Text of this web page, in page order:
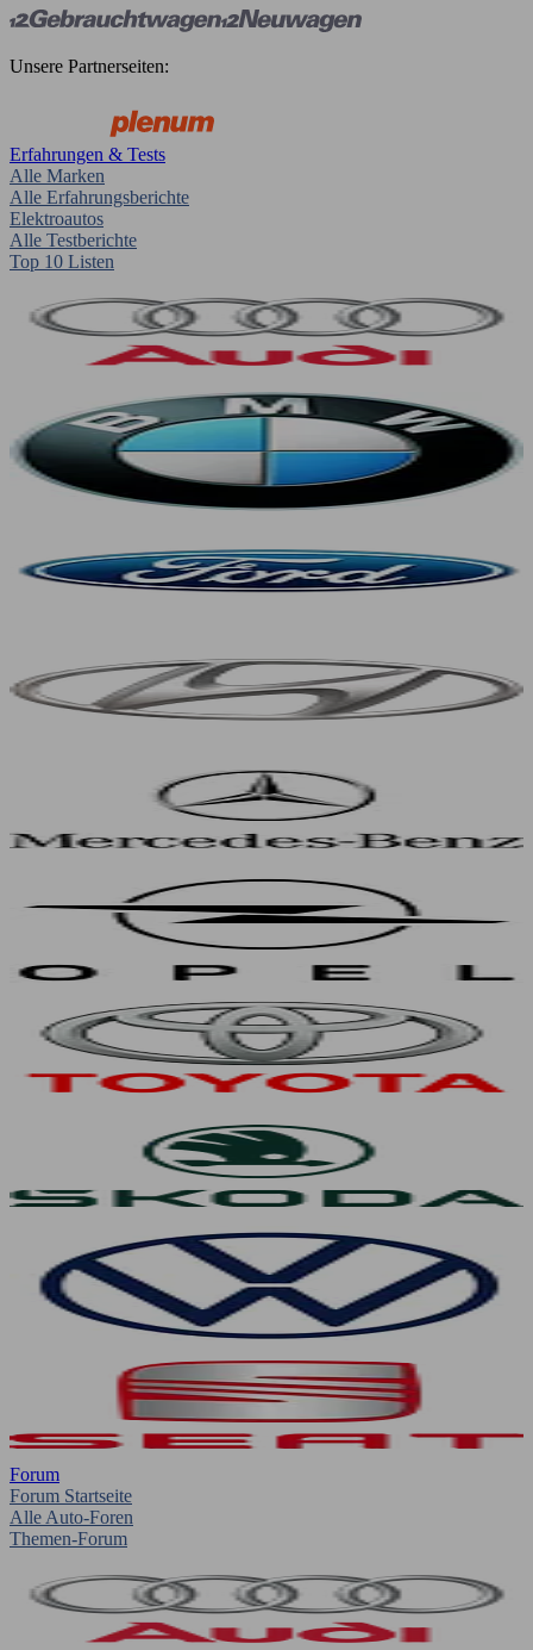
Unsere Partnerseiten:
Erfahrungen & Tests
Alle Marken
Alle Erfahrungsberichte
Elektroautos
Alle Testberichte
Top 10 Listen
Forum
Forum Startseite
Alle Auto-Foren
Themen-Forum